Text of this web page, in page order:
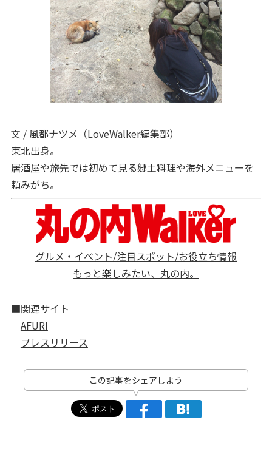
文 / 風都ナツメ（LoveWalker編集部）
東北出身。
居酒屋や旅先では初めて見る郷土料理や海外メニューを
頼みがち。
グルメ・イベント/注目スポット/お役立ち情報
もっと楽しみたい、丸の内。
■関連サイト
AFURI
プレスリリース
この記事をシェアしよう